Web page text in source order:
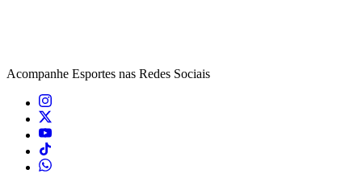
Acompanhe Esportes nas Redes Sociais